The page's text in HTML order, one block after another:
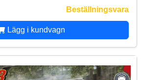
Beställningsvara
Lägg i kundvagn